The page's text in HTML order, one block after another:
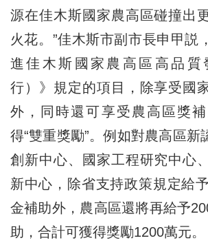
源在佳木斯國家農高區碰撞出
火花。”佳木斯市副市長申甲説
進佳木斯國家農高區高品質
行）》規定的項目，除享受國
外，同時還可享受農高區獎
得“雙重獎勵”。例如對農高區新
創新中心、國家工程研究中心
新中心，除省支持政策規定給
金補助外，農高區還將再給予
助，合計可獲得獎勵1200萬元。